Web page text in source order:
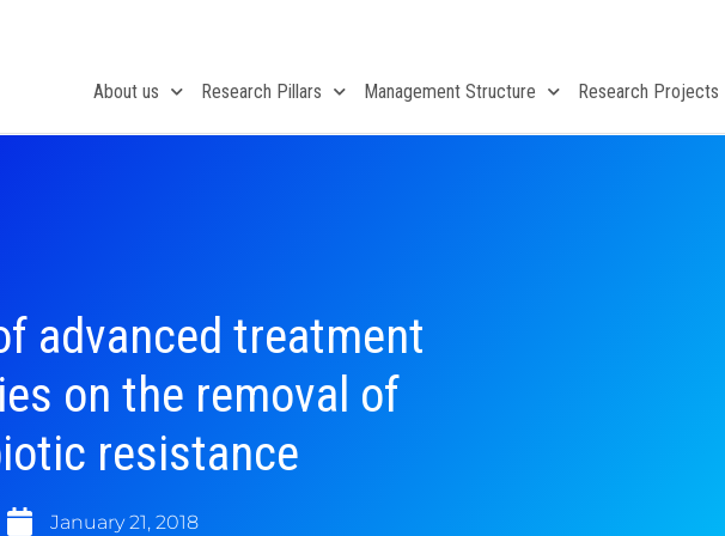
About us Research Pillars Management Structure Research Projects
advanced treatment
on the removal of
resistance
January 21, 2018